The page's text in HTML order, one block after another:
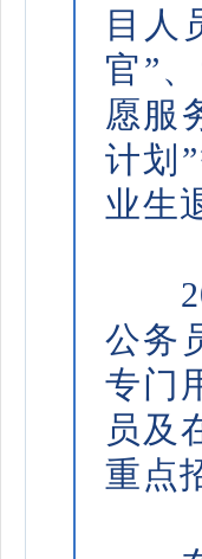
目人
官”
愿服
计划
业生
公务
专门
员及
重点